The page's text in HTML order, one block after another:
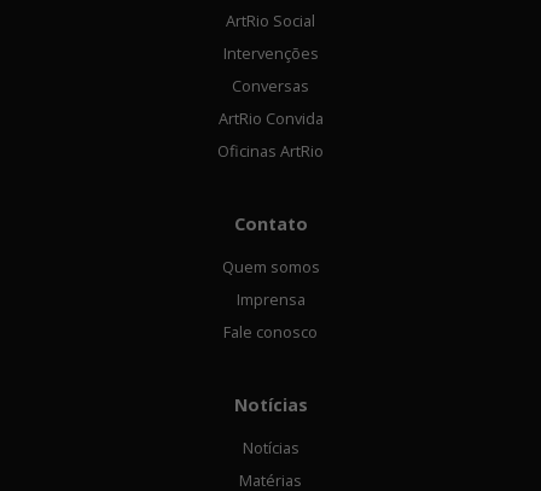
ArtRio Social
Intervenções
Conversas
ArtRio Convida
Oficinas ArtRio
Contato
Quem somos
Imprensa
Fale conosco
Notícias
Notícias
Matérias